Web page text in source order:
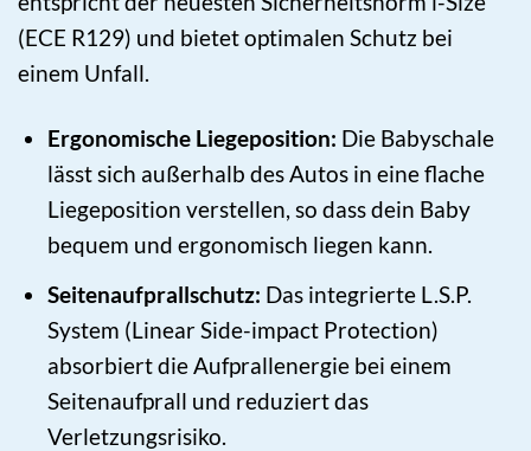
(ECE R129) und bietet optimalen Schutz bei
einem Unfall.
Ergonomische Liegeposition: Die Babyschale
lässt sich außerhalb des Autos in eine flache
Liegeposition verstellen, so dass dein Baby
bequem und ergonomisch liegen kann.
Seitenaufprallschutz: Das integrierte L.S.P.
System (Linear Side-impact Protection)
absorbiert die Aufprallenergie bei einem
Seitenaufprall und reduziert das
Verletzungsrisiko.